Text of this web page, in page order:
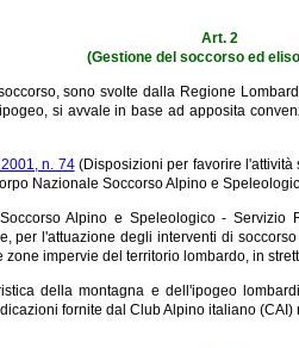
Art. 2
(Gestione del soccorso ed
sono svolte dalla Regione
si avvale in base ad apposita
n. 74(Disposizioni per favorire l'attività
Nazionale Soccorso Alpino e
Alpino e Speleologico - Servizio
per l'attuazione degli interventi di
impervie del territorio lombardo, in
della montagna e dell'ipogeo
fornite dal Club Alpino italiano